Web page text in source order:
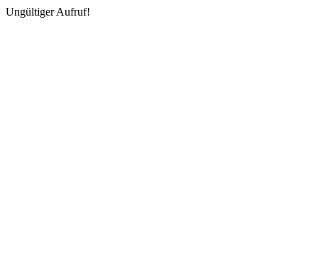
Ungültiger Aufruf!